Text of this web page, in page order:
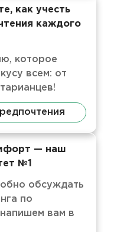
как учесть
каждого
которое
всем: от
— наш
№1
обсуждать
по
вам в